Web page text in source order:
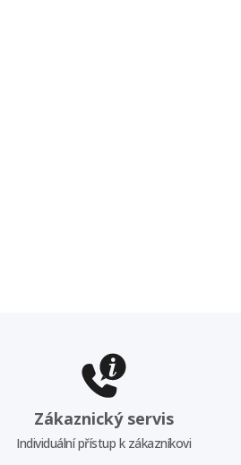
Zákaznický servis
Individuální přístup k zákazníkovi